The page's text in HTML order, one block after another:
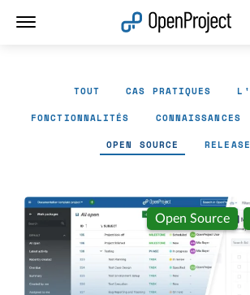
TOUT CAS PRATIQUES
FONCTIONNALITÉS CONNAISSANCES
OPEN SOURCE
Open Source
Ouvrir le lien dans un nouvel onglet